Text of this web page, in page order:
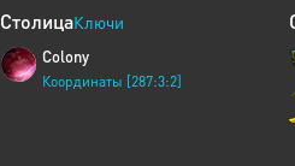
СтолицаКлючи
Colony
Координаты [287:3:2]